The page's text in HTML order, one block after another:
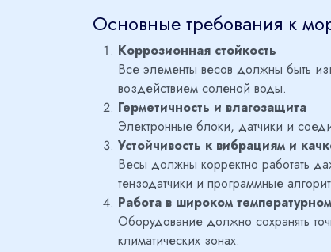
Основные требования к
Коррозионная стойкость
Все элементы весов должны быть
воздействием соленой воды.
Герметичность и влагозащита
Электронные блоки, датчики и
Устойчивость к вибрациям и
Весы должны корректно работать
тензодатчики и программные
Работа в широком
Оборудование должно сохранять
климатических зонах.